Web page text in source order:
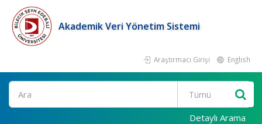
Akademik Veri Yönetim Sistemi
Araştırmacı Girişi English
Ara
Detaylı Arama